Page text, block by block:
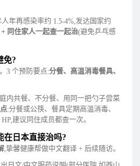
年再感染率约 1.5-4%,发达国家约
同住家人一起查一起治(避免乒乓感
免?
3 个预防要点:分餐、高温消毒餐具、
内共餐、不分餐、用同一把勺子尝菜
:分餐或公筷、餐具定期高温消毒、
建议同住成员都查一次。
在日本直接治吗?
,挚馨健康帮做中文翻译 + 后续随访。